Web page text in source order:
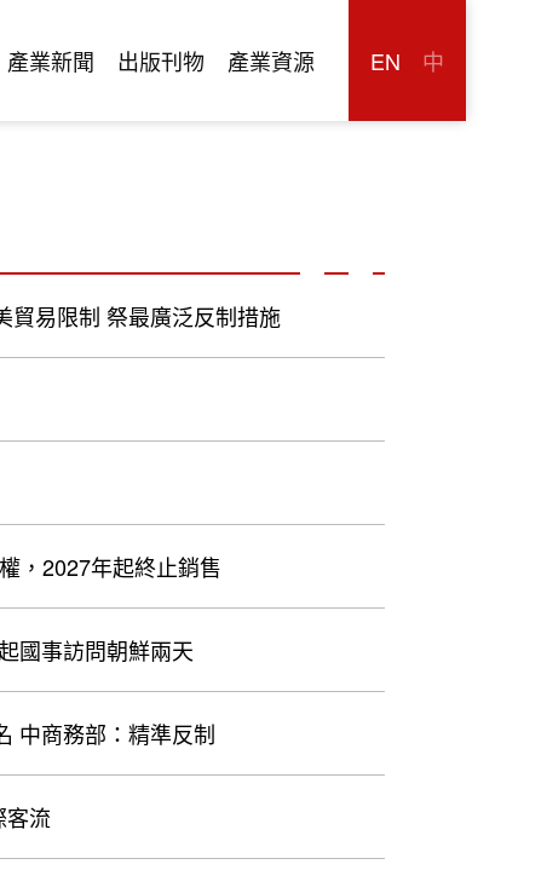
產業新聞 出版刊物 產業資源 EN 中
貿易限制 祭最廣泛反制措施
，2027年起終止銷售
習近平應金正恩邀請 今起國事訪問朝鮮兩天
中商務部：精準反制
客流